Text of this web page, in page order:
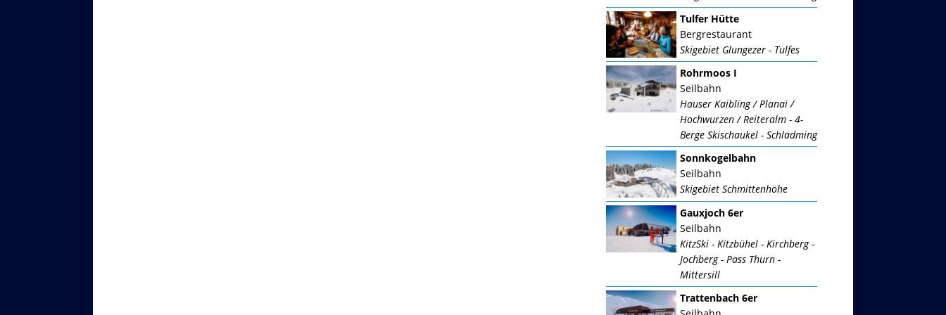
Tulfer Hütte
Bergrestaurant
Skigebiet Glungezer - Tulfes
Rohrmoos I
Seilbahn
Hauser Kaibling / Planai /
Hochwurzen / Reiteralm - 4-
Berge Skischaukel - Schladming
Sonnkogelbahn
Seilbahn
Skigebiet Schmittenhöhe
Gauxjoch 6er
Seilbahn
KitzSki - Kitzbühel - Kirchberg -
Jochberg - Pass Thurn -
Mittersill
Trattenbach 6er